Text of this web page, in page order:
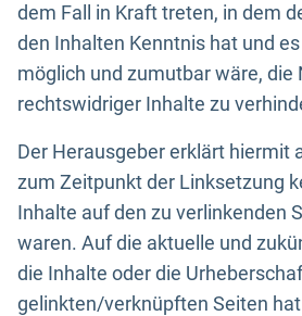
dem Fall in Kraft treten, in dem
den Inhalten Kenntnis hat und
möglich und zumutbar wäre, die
rechtswidriger Inhalte zu
Der Herausgeber erklärt hiermit
zum Zeitpunkt der Linksetzung
Inhalte auf den zu verlinkenden
waren. Auf die aktuelle und
die Inhalte oder die
gelinkten/verknüpften Seiten